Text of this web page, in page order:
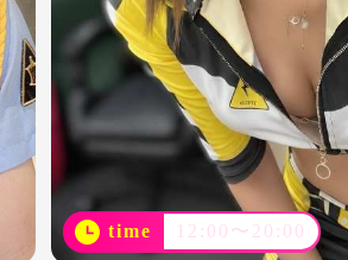
time 12:00〜20:00